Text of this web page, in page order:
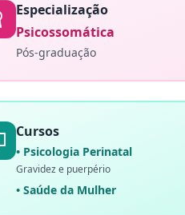
Especialização
Psicossomática
Pós-graduação
Cursos
• Psicologia Perinatal
Gravidez e puerpério
• Saúde da Mulher